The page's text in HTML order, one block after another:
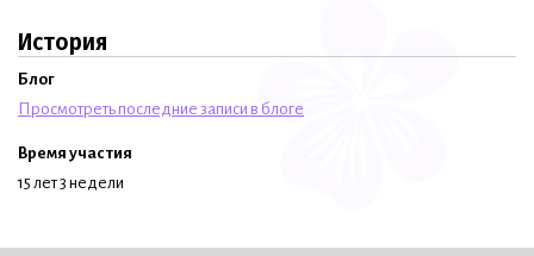
История
Блог
Просмотреть последние записи в блоге
Время участия
15 лет 3 недели